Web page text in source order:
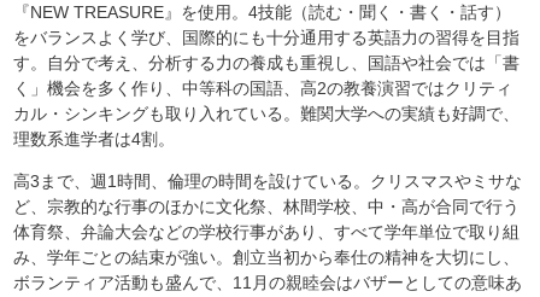
『NEW TREASURE』を使用。4技能（読む・聞く・書く・話す）
をバランスよく学び、国際的にも十分通用する英語力の習得を目指
す。自分で考え、分析する力の養成も重視し、国語や社会では「書
く」機会を多く作り、中等科の国語、高2の教養演習ではクリティ
カル・シンキングも取り入れている。難関大学への実績も好調で、
理数系進学者は4割。
高3まで、週1時間、倫理の時間を設けている。クリスマスやミサな
ど、宗教的な行事のほかに文化祭、林間学校、中・高が合同で行う
体育祭、弁論大会などの学校行事があり、すべて学年単位で取り組
み、学年ごとの結束が強い。創立当初から奉仕の精神を大切にし、
ボランティア活動も盛んで、11月の親睦会はバザーとしての意味あ